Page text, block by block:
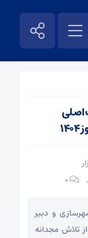
اصلی
۰
و دبیر
تلاش مجدانه